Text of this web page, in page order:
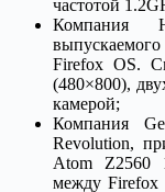
частотой
Компания
Firefox OS.
(480×800),
камерой;
Компания
Revolution,
Atom Z2560
между Firefox